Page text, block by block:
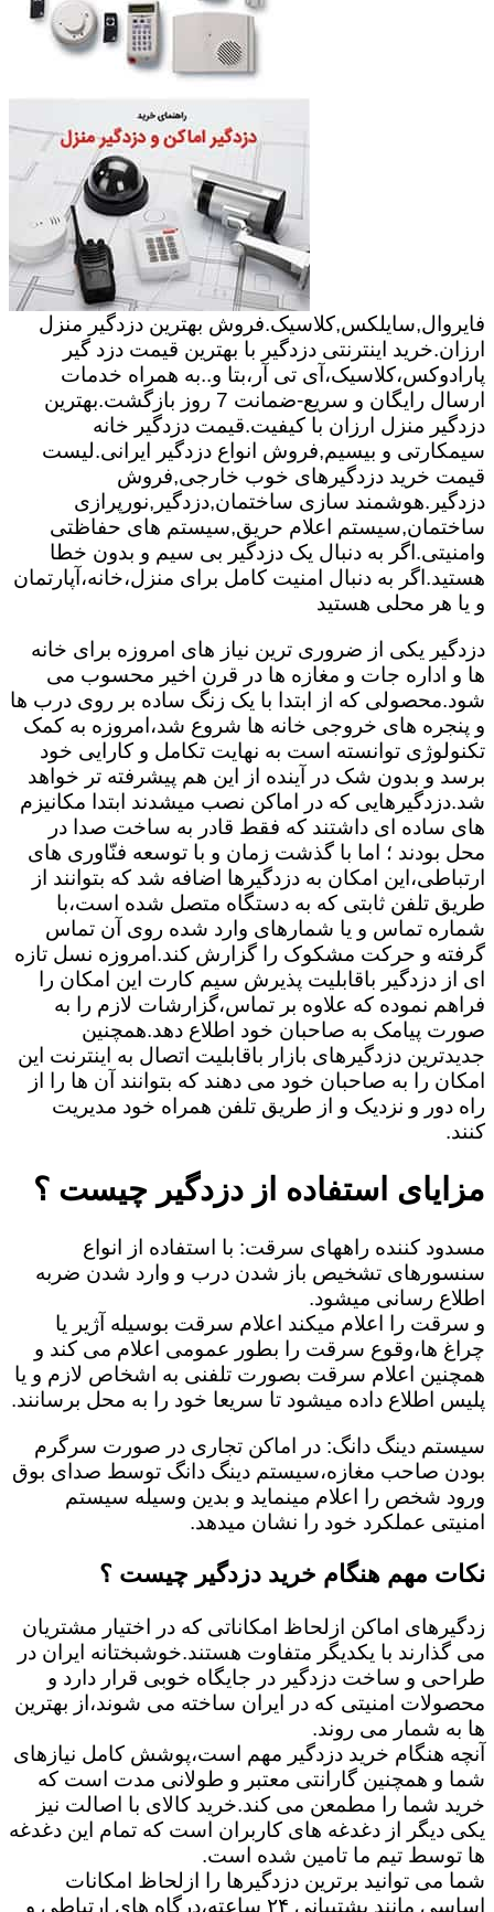
فایروال,سایلکس,کلاسیک.فروش بهترین دزدگیر منزل
ارزان.خرید اینترنتی دزدگیر با بهترین قیمت دزد گیر
پارادوکس،کلاسیک،آی تی آر،بتا و..به همراه خدمات
ارسال رایگان و سریع-ضمانت 7 روز بازگشت.بهترین
دزدگیر منزل ارزان با کیفیت.قیمت دزدگیر خانه
سیمکارتی و بیسیم,فروش انواع دزدگیر ایرانی.لیست
قیمت خرید دزدگیرهای خوب خارجی,فروش
دزدگیر.هوشمند سازی ساختمان,دزدگیر,نورپرازی
ساختمان,سیستم اعلام حریق,سیستم های حفاظتی
وامنیتی.اگر به دنبال یک دزدگیر بی سیم و بدون خطا
هستید.اگر به دنبال امنیت کامل برای منزل،خانه،آپارتمان
و یا هر محلی هستید
دزدگیر یکی از ضروری ترین نیاز های امروزه برای خانه
ها و اداره جات و مغازه ها در قرن اخیر محسوب می
شود.محصولی که از ابتدا با یک زنگ ساده بر روی درب ها
و پنجره های خروجی خانه ها شروع شد،امروزه به کمک
تکنولوژی توانسته است به نهایت تکامل و کارایی خود
برسد و بدون شک در آینده از این هم پیشرفته تر خواهد
شد.دزدگیرهایی که در اماکن نصب میشدند ابتدا مکانیزم
های ساده ای داشتند که فقط قادر به ساخت صدا در
محل بودند ؛ اما با گذشت زمان و با توسعه فنّاوری های
ارتباطی،این امکان به دزدگیرها اضافه شد که بتوانند از
طریق تلفن ثابتی که به دستگاه متصل شده است،با
شماره تماس و یا شمارهای وارد شده روی آن تماس
گرفته و حرکت مشکوک را گزارش کند.امروزه نسل تازه
ای از دزدگیر باقابلیت پذیرش سیم کارت این امکان را
فراهم نموده که علاوه بر تماس،گزارشات لازم را به
صورت پیامک به صاحبان خود اطلاع دهد.همچنین
جدیدترین دزدگیرهای بازار باقابلیت اتصال به اینترنت این
امکان را به صاحبان خود می دهند که بتوانند آن ها را از
راه دور و نزدیک و از طریق تلفن همراه خود مدیریت
کنند.
مزایای استفاده از دزدگیر چیست ؟
مسدود کننده راههای سرقت: با استفاده از انواع
سنسورهای تشخیص باز شدن درب و وارد شدن ضربه
اطلاع رسانی میشود.
و سرقت را اعلام میکند اعلام سرقت بوسیله آژیر یا
چراغ ها،وقوع سرقت را بطور عمومی اعلام می کند و
همچنین اعلام سرقت بصورت تلفنی به اشخاص لازم و یا
پلیس اطلاع داده میشود تا سریعا خود را به محل برسانند.
سیستم دینگ دانگ: در اماکن تجاری در صورت سرگرم
بودن صاحب مغازه،سیستم دینگ دانگ توسط صدای بوق
ورود شخص را اعلام مینماید و بدین وسیله سیستم
امنیتی عملکرد خود را نشان میدهد.
نکات مهم هنگام خرید دزدگیر چیست ؟
زدگیرهای اماکن ازلحاظ امکاناتی که در اختیار مشتریان
می گذارند با یکدیگر متفاوت هستند.خوشبختانه ایران در
طراحی و ساخت دزدگیر در جایگاه خوبی قرار دارد و
محصولات امنیتی که در ایران ساخته می شوند،از بهترین
ها به شمار می روند.
آنچه هنگام خرید دزدگیر مهم است،پوشش کامل نیازهای
شما و همچنین گارانتی معتبر و طولانی مدت است که
خرید شما را مطمعن می کند.خرید کالای با اصالت نیز
یکی دیگر از دغدغه های کاربران است که تمام این دغدغه
ها توسط تیم ما تامین شده است.
شما می توانید برترین دزدگیرها را ازلحاظ امکانات
اساسی مانند پشتیبانی ۲۴ ساعته،درگاه های ارتباطی و